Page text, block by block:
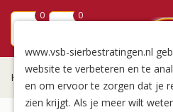
0
0
Home / Versand
www.vsb-sierbestratingen.nl
website te verbeteren en te
en om ervoor te zorgen dat je
zien krijgt. Als je meer wilt